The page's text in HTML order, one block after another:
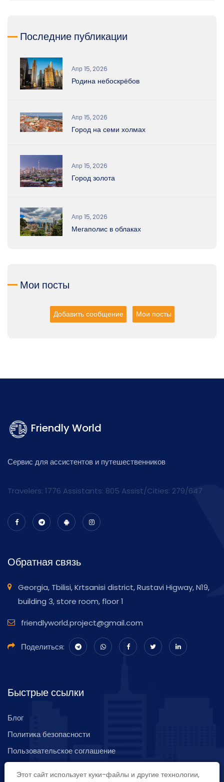
Последние публикации
Апр 15, 2026
Родина небоскрёбов
Апр 15, 2026
Город на семи холмах
Апр 15, 2026
Город золота
Апр 15, 2026
Мегаполис в облаках
Мои посты
Добавить сообщение Мои посты
Friendly World
Сервис для ассистентов и путешественников
Travelers: 1776 Assistants: 805 Assist/Cities: 279/647
Обратная связь
Georgia, Tbilisi, Krtsanisi district, Rustavi Higway, N19,
building 3, store room, floor 1
friendlyworld.project@gmail.com
Поделиться:
Быстрые ссылки
Блог
Политика безопасности
Пользовательское соглашение
Этот сайт использует куки-файлы и другие технологии,